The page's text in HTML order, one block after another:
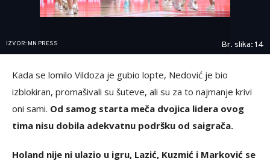
IZVOR: MN PRESS Br. slika: 14
Kada se lomilo Vildoza je gubio lopte, Nedović je bio
izblokiran, promašivali su šuteve, ali su za to najmanje krivi
oni sami. Od samog starta meča dvojica lidera ovog
tima nisu dobila adekvatnu podršku od saigrača.
Holand nije ni ulazio u igru, Lazić, Kuzmić i Marković se